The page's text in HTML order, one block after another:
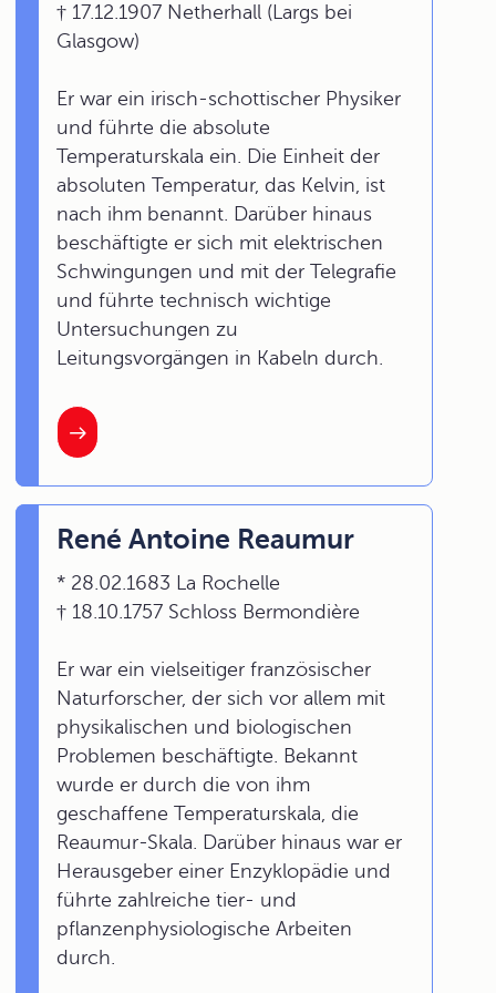
† 17.12.1907 Netherhall (Largs bei
Glasgow)
Er war ein irisch-schottischer Physiker
und führte die absolute
Temperaturskala ein. Die Einheit der
absoluten Temperatur, das Kelvin, ist
nach ihm benannt. Darüber hinaus
beschäftigte er sich mit elektrischen
Schwingungen und mit der Telegrafie
und führte technisch wichtige
Untersuchungen zu
Leitungsvorgängen in Kabeln durch.
René Antoine Reaumur
* 28.02.1683 La Rochelle
† 18.10.1757 Schloss Bermondière
Er war ein vielseitiger französischer
Naturforscher, der sich vor allem mit
physikalischen und biologischen
Problemen beschäftigte. Bekannt
wurde er durch die von ihm
geschaffene Temperaturskala, die
Reaumur-Skala. Darüber hinaus war er
Herausgeber einer Enzyklopädie und
führte zahlreiche tier- und
pflanzenphysiologische Arbeiten
durch.